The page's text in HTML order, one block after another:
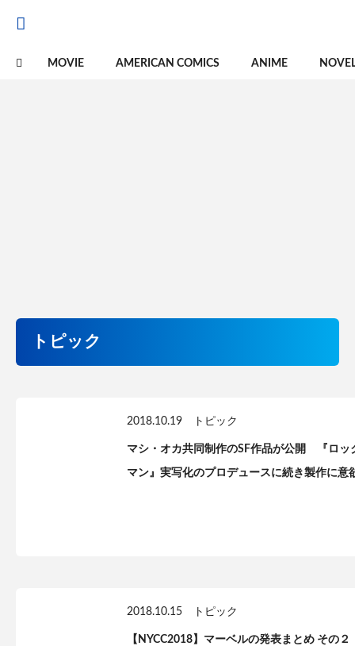
MOVIE AMERICAN COMICS ANIME
トピック
2018.10.19 トピック
マシ・オカ共同制作のSF作品が公開 『ロッ
マン』実写化のプロデュースに続き製作に意
2018.10.15 トピック
【NYCC2018】マーベルの発表まとめ その２